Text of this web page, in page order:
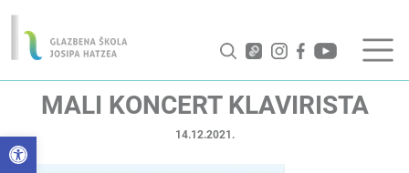
Open toolbar
MALI KONCERT KLAVIRISTA
14.12.2021.